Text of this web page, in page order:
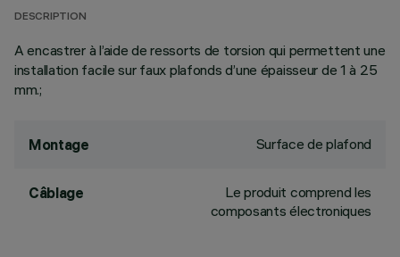
DESCRIPTION
A encastrer à l’aide de ressorts de torsion qui permettent une
installation facile sur faux plafonds d’une épaisseur de 1 à 25
mm.;
Montage Surface de plafond
Câblage
Le produit comprend les
composants électroniques